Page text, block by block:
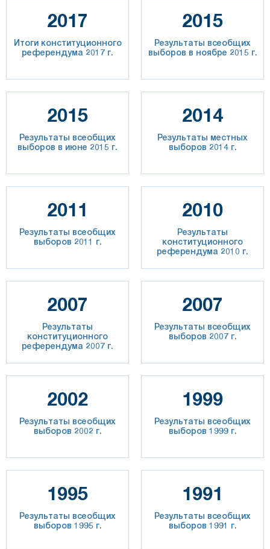
2017
Итоги конституционного
референдума 2017 г.
2015
Результаты всеобщих
выборов в ноябре 2015 г.
2015
Результаты всеобщих
выборов в июне 2015 г.
2014
Результаты местных
выборов 2014 г.
2011
Результаты всеобщих
выборов 2011 г.
2010
Результаты
конституционного
референдума 2010 г.
2007
Результаты
конституционного
референдума 2007 г.
2007
Результаты всеобщих
выборов 2007 г.
2002
Результаты всеобщих
выборов 2002 г.
1999
Результаты всеобщих
выборов 1999 г.
1995
Результаты всеобщих
выборов 1995 г.
1991
Результаты всеобщих
выборов 1991 г.